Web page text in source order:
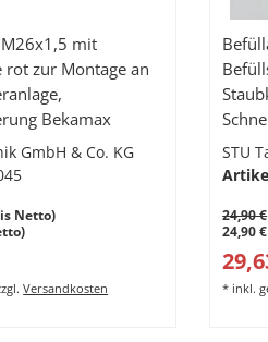
mit
rot zur Montage an
Bekamax
GmbH & Co. KG
Netto)
Versandkosten
STU
24,90 €
24,90
* inkl.